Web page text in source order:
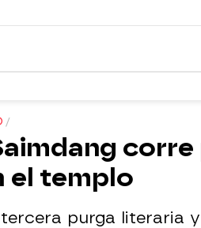
el templo
purga literaria